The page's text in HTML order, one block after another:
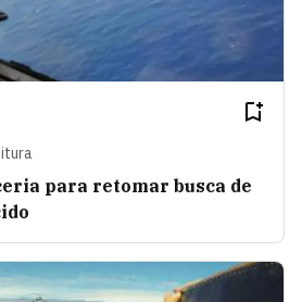
para retomar busca de